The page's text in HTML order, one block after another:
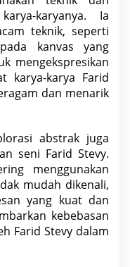
karyanya. Ia
teknik, seperti
kanvas yang
mengekspresikan
karya-karya Farid
dan menarik
abstrak juga
seni Farid Stevy.
menggunakan
mudah dikenali,
yang kuat dan
kebebasan
Farid Stevy dalam